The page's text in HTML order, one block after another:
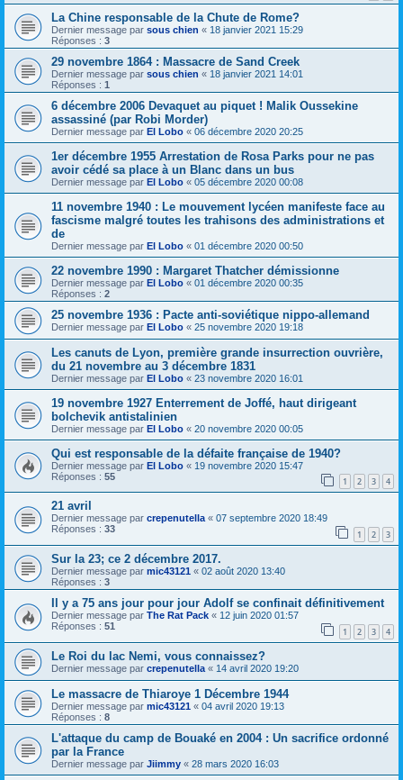
La Chine responsable de la Chute de Rome?
Dernier message par sous chien « 18 janvier 2021 15:29
Réponses : 3
29 novembre 1864 : Massacre de Sand Creek
Dernier message par sous chien « 18 janvier 2021 14:01
Réponses : 1
6 décembre 2006 Devaquet au piquet ! Malik Oussekine
assassiné (par Robi Morder)
Dernier message par El Lobo « 06 décembre 2020 20:25
1er décembre 1955 Arrestation de Rosa Parks pour ne pas
avoir cédé sa place à un Blanc dans un bus
Dernier message par El Lobo « 05 décembre 2020 00:08
11 novembre 1940 : Le mouvement lycéen manifeste face au
fascisme malgré toutes les trahisons des administrations et
de
Dernier message par El Lobo « 01 décembre 2020 00:50
22 novembre 1990 : Margaret Thatcher démissionne
Dernier message par El Lobo « 01 décembre 2020 00:35
Réponses : 2
25 novembre 1936 : Pacte anti-soviétique nippo-allemand
Dernier message par El Lobo « 25 novembre 2020 19:18
Les canuts de Lyon, première grande insurrection ouvrière,
du 21 novembre au 3 décembre 1831
Dernier message par El Lobo « 23 novembre 2020 16:01
19 novembre 1927 Enterrement de Joffé, haut dirigeant
bolchevik antistalinien
Dernier message par El Lobo « 20 novembre 2020 00:05
Qui est responsable de la défaite française de 1940?
Dernier message par El Lobo « 19 novembre 2020 15:47
Réponses : 55 1 2 3 4
21 avril
Dernier message par crepenutella « 07 septembre 2020 18:49
Réponses : 33 1 2 3
Sur la 23; ce 2 décembre 2017.
Dernier message par mic43121 « 02 août 2020 13:40
Réponses : 3
Il y a 75 ans jour pour jour Adolf se confinait définitivement
Dernier message par The Rat Pack « 12 juin 2020 01:57
Réponses : 51 1 2 3 4
Le Roi du lac Nemi, vous connaissez?
Dernier message par crepenutella « 14 avril 2020 19:20
Le massacre de Thiaroye 1 Décembre 1944
Dernier message par mic43121 « 04 avril 2020 19:13
Réponses : 8
L'attaque du camp de Bouaké en 2004 : Un sacrifice ordonné
par la France
Dernier message par Jiimmy « 28 mars 2020 16:03